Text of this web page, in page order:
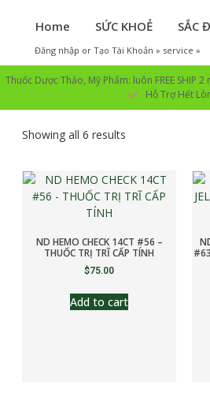
Home SỨC KHOẺ SẮC
Đăng nhập or Tạo Tài Khoản » service »
Thuốc Dược Thảo, Mỹ Phẩm: luôn FREE SHIP
Hỗ Trợ Hết
Showing all 6 results
ND HEMO CHECK 14CT #56 –
THUỐC TRỊ TRĨ CẤP TÍNH
$75.00
Add to cart